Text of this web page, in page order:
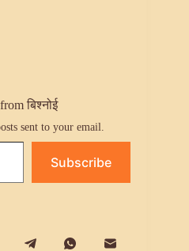
बिश्नोई
sent to your email.
Subscribe